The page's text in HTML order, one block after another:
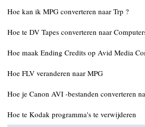
Hoe kan ik MPG converteren naar Trp ?
Hoe te DV Tapes converteren naar
Hoe maak Ending Credits op Avid Media
Hoe FLV veranderen naar MPG
Hoe je Canon AVI -bestanden converteren
Hoe te Kodak programma's te verwijderen